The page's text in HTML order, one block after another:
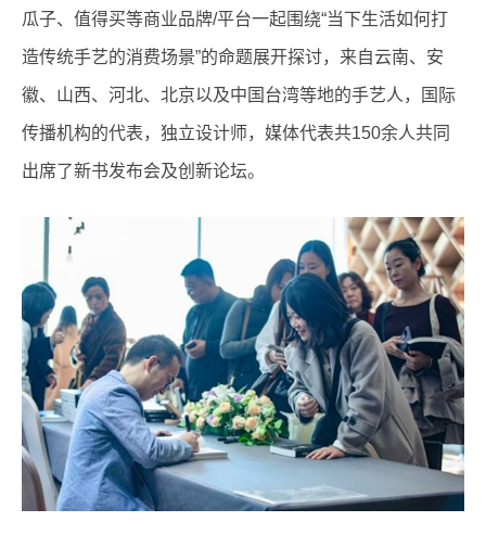
瓜子、值得买等商业品牌/平台一起围绕“当下生活如何打
造传统手艺的消费场景”的命题展开探讨，来自云南、安
徽、山西、河北、北京以及中国台湾等地的手艺人，国际
传播机构的代表，独立设计师，媒体代表共150余人共同
出席了新书发布会及创新论坛。